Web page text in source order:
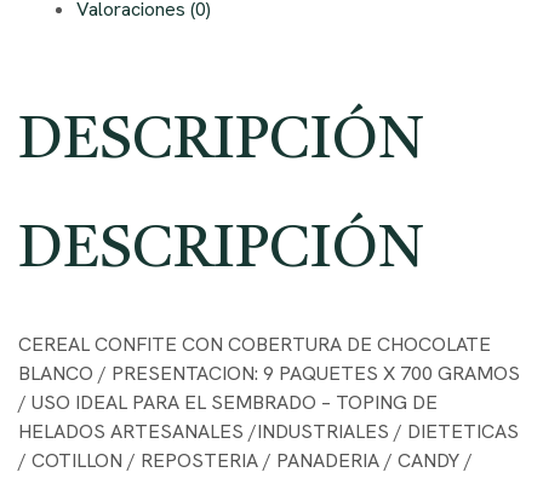
Valoraciones (0)
DESCRIPCIÓN
DESCRIPCIÓN
CEREAL CONFITE CON COBERTURA DE CHOCOLATE
BLANCO / PRESENTACION: 9 PAQUETES X 700 GRAMOS
/ USO IDEAL PARA EL SEMBRADO – TOPING DE
HELADOS ARTESANALES /INDUSTRIALES / DIETETICAS
/ COTILLON / REPOSTERIA / PANADERIA / CANDY /